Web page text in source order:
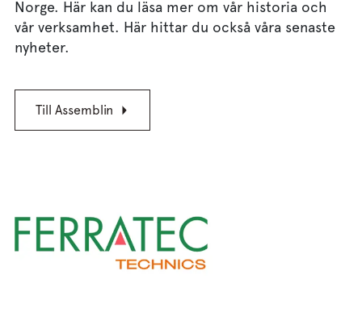
Norge. Här kan du läsa mer om vår historia och
vår verksamhet. Här hittar du också våra senaste
nyheter.
Till Assemblin